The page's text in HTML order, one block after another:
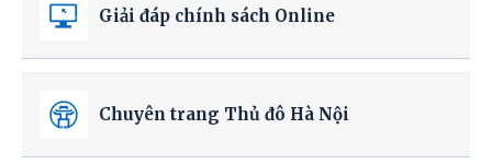
Giải đáp chính sách Online
Chuyên trang Thủ đô Hà Nội